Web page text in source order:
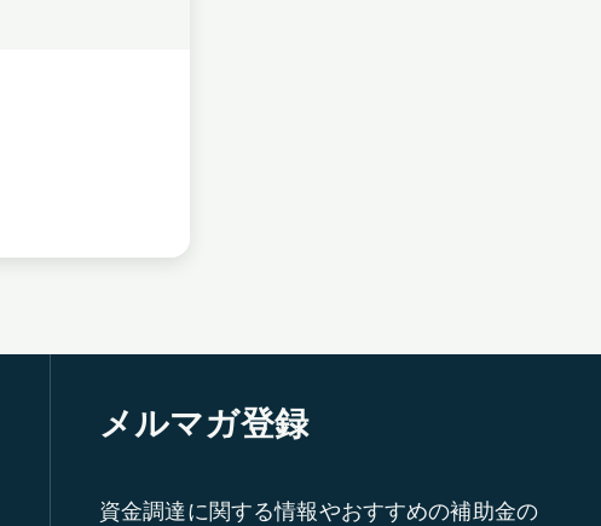
メルマガ登録
資金調達に関する情報やおすすめの補助金の